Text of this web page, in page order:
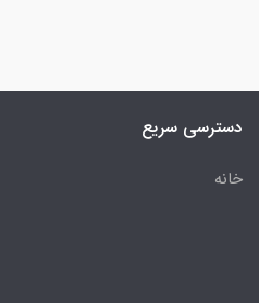
دسترسی سریع
خانه